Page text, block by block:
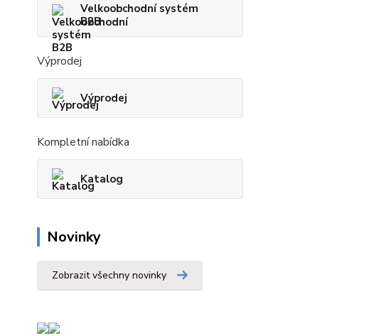
Velkoobchodní systém
B2B
Výprodej
Výprodej
Kompletní nabídka
Katalog
Novinky
Zobrazit všechny novinky